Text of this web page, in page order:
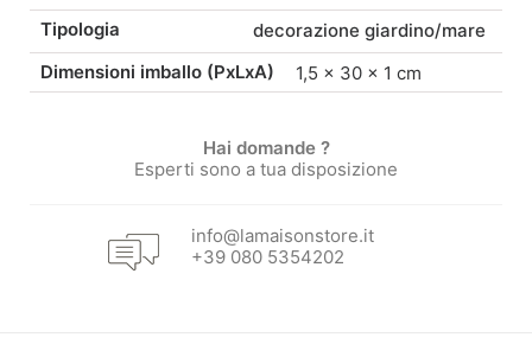
Tipologia
decorazione giardino/mare
Dimensioni imballo (PxLxA)
1,5 × 30 × 1 cm
Hai domande ?
Esperti sono a tua disposizione
info@lamaisonstore.it
+39 080 5354202